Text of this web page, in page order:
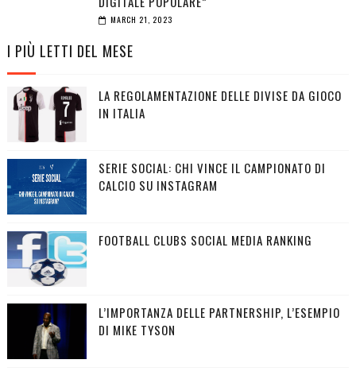
MARCH 21, 2023
I PIÙ LETTI DEL MESE
LA REGOLAMENTAZIONE DELLE DIVISE DA GIOCO
IN ITALIA
SERIE SOCIAL: CHI VINCE IL CAMPIONATO DI
CALCIO SU INSTAGRAM
FOOTBALL CLUBS SOCIAL MEDIA RANKING
L’IMPORTANZA DELLE PARTNERSHIP, L’ESEMPIO
DI MIKE TYSON